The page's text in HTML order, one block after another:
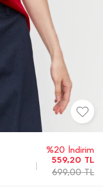
%20 İndirim
559,20 TL
699,00TL